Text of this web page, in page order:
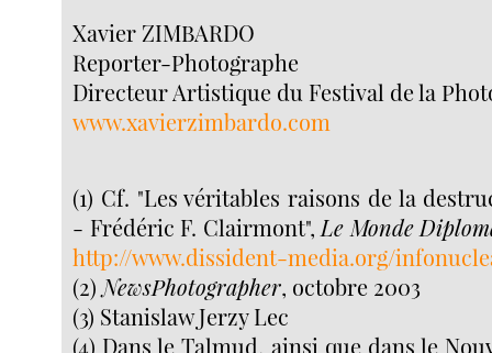
Xavier ZIMBARDO
Reporter-Photographe
Directeur Artistique du Festival de la
www.xavierzimbardo.com
(1) Cf. "Les véritables raisons de la
- Frédéric F. Clairmont", Le Monde
http://www.dissident-media.org/
(2) NewsPhotographer, octobre 2003
(3) Stanislaw Jerzy Lec
(4) Dans le Talmud, ainsi que dans le